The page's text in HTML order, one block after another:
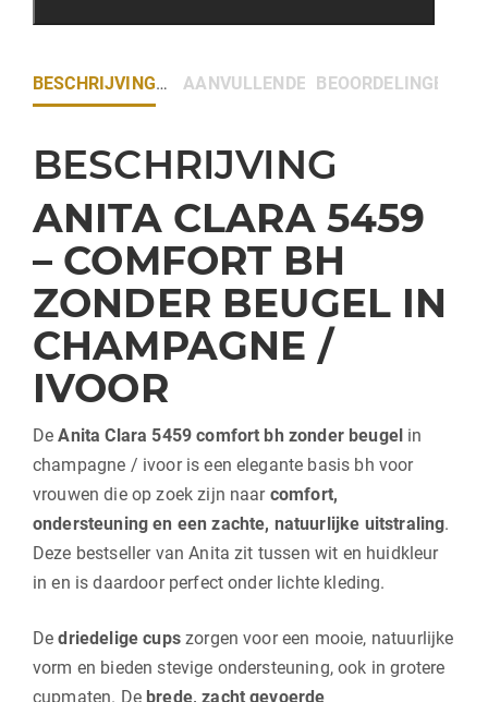
BESCHRIJVING AANVULLENDE INFORMATIE
BEOORDELINGEN (0)
BESCHRIJVING
ANITA CLARA 5459
– COMFORT BH
ZONDER BEUGEL IN
CHAMPAGNE /
IVOOR
DeAnita Clara 5459 comfort bh zonder beugel in
champagne / ivoor is een elegante basis bh voor
vrouwen die op zoek zijn naar comfort,
ondersteuning en een zachte, natuurlijke uitstraling.
Deze bestseller vanAnita zit tussen wit en huidkleur
in en is daardoor perfect onder lichte kleding.
Dedriedelige cupszorgen voor een mooie, natuurlijke
vorm en bieden stevige ondersteuning, ook in grotere
cupmaten. De brede, zacht gevoerde